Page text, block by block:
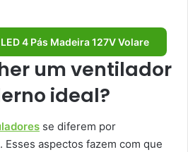
4 Pás Madeira 127V Volare
um ventilador
ideal?
se diferem por
aspectos fazem com que